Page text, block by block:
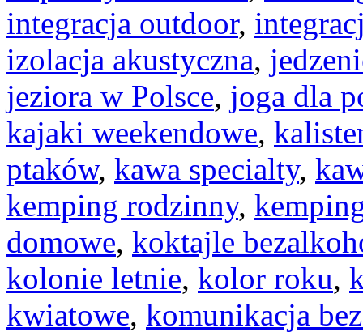
integracja outdoor,
izolacja akustyczna,
jeziora w Polsce, joga dla
kajaki weekendowe,
ptaków, kawa specialty,
kemping rodzinny,
domowe, koktajle
kolonie letnie, kolor roku,
kwiatowe, komunikacja